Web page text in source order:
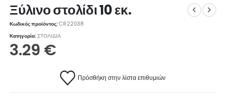
Ξύλινο στολίδι 10 εκ.
Κωδικός προϊόντος:CR22038
Κατηγορία:ΣΤΟΛΙΔΙΑ
3.29 €
Πρόσθήκη στην λίστα επιθυμιών